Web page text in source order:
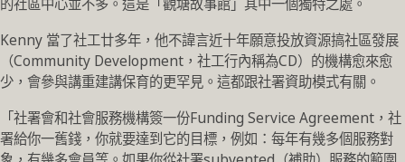
的社區中心並不多。這是「觀塘故事館」其中一個獨特之處。
Kenny 當了社工廿多年，他不諱言近十年願意投放資源搞社區發展
（Community Development，社工行內稱為CD）的機構愈來愈
少，會參與講重建講保育的更罕見。這都跟社署資助模式有關。
「社署會和社會服務機構簽一份Funding Service Agreement，社
署給你一舊錢，你就要達到它的目標，例如：每年有幾多個服務對